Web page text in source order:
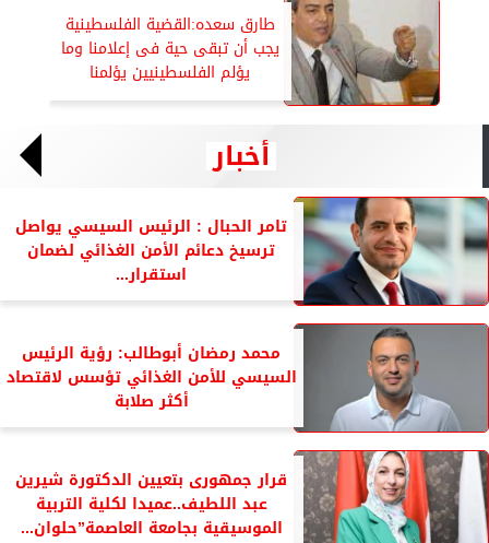
طارق سعده:القضية الفلسطينية
يجب أن تبقى حية فى إعلامنا وما
يؤلم الفلسطينيين يؤلمنا
أخبار
تامر الحبال : الرئيس السيسي يواصل
ترسيخ دعائم الأمن الغذائي لضمان
استقرار...
محمد رمضان أبوطالب: رؤية الرئيس
السيسي للأمن الغذائي تؤسس لاقتصاد
أكثر صلابة
قرار جمهورى بتعيين الدكتورة شيرين
عبد اللطيف..عميدا لكلية التربية
الموسيقية بجامعة العاصمة”حلوان...